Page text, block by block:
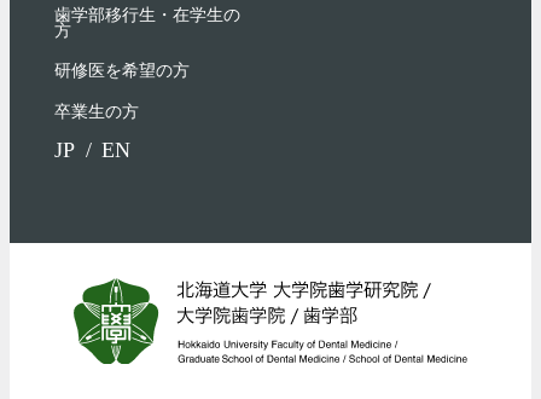
歯学部移行生・在学⽣の
⽅
研修医を希望の方
卒業生の方
JP EN